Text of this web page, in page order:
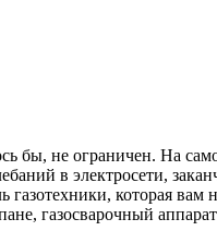
бы, не ограничен. На
в электросети,
которая
газосварочный